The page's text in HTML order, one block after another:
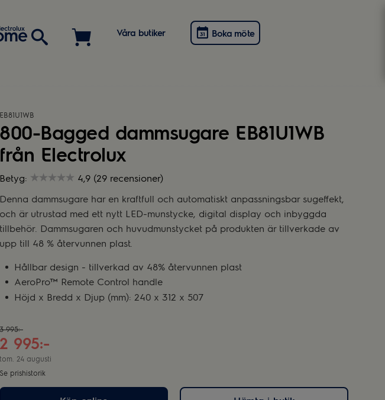
Våra butiker Boka möte
EB81U1WB
800-Bagged dammsugare EB81U1WB
från Electrolux
Betyg:
4,9 (29 recensioner)
Denna dammsugare har en kraftfull och automatiskt anpassningsbar sugeffekt,
och är utrustad med ett nytt LED-munstycke, digital display och inbyggda
tillbehör. Dammsugaren och huvudmunstycket på produkten är tillverkade av
upp till 48 % återvunnen plast.
Hållbar design - tillverkad av 48% återvunnen plast
AeroPro™ Remote Control handle
Höjd x Bredd x Djup (mm): 240 x 312 x 507
3 995:-
2 995:-
tom. 24 augusti
Se prishistorik